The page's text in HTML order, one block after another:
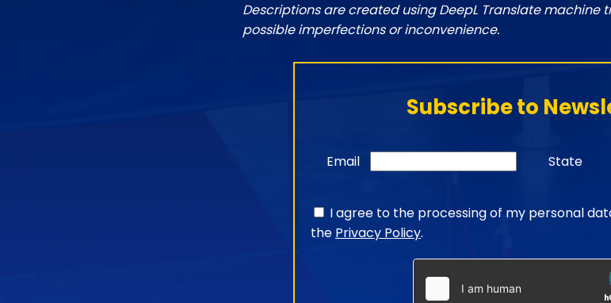
Descriptions are created using DeepL Translate machine
possible imperfections or inconvenience.
Subscribe to
Email State
I agree to the processing of my personal
the Privacy Policy.